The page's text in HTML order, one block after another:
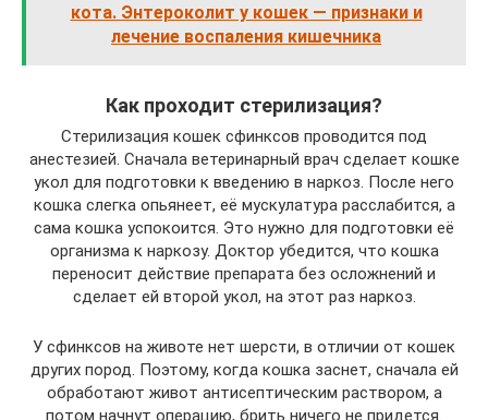
кота. Энтероколит у кошек — признаки и
лечение воспаления кишечника
Как проходит стерилизация?
Стерилизация кошек сфинксов проводится под
анестезией. Сначала ветеринарный врач сделает кошке
укол для подготовки к введению в наркоз. После него
кошка слегка опьянеет, её мускулатура расслабится, а
сама кошка успокоится. Это нужно для подготовки её
организма к наркозу. Доктор убедится, что кошка
переносит действие препарата без осложнений и
сделает ей второй укол, на этот раз наркоз.
У сфинксов на животе нет шерсти, в отличии от кошек
других пород. Поэтому, когда кошка заснет, сначала ей
обработают живот антисептическим раствором, а
потом начнут операцию, брить ничего не придется.